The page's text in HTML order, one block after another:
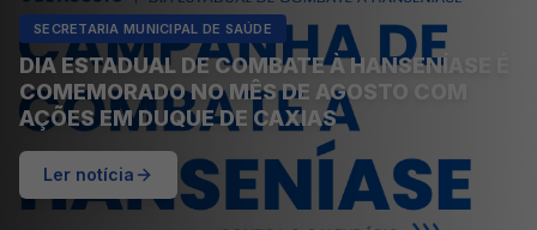
SECRETARIA MUNICIPAL DE SAÚDE
DIA ESTADUAL DE COMBATE À HANSENÍASE É
COMEMORADO NO MÊS DE AGOSTO COM
AÇÕES EM DUQUE DE CAXIAS
Ler notícia